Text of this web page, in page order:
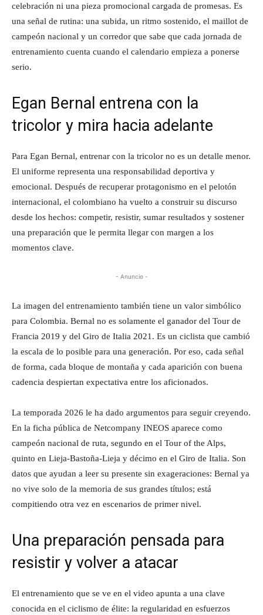
celebración ni una pieza promocional cargada de promesas. Es
una señal de rutina: una subida, un ritmo sostenido, el maillot de
campeón nacional y un corredor que sabe que cada jornada de
entrenamiento cuenta cuando el calendario empieza a ponerse
serio.
Egan Bernal entrena con la
tricolor y mira hacia adelante
Para Egan Bernal, entrenar con la tricolor no es un detalle menor.
El uniforme representa una responsabilidad deportiva y
emocional. Después de recuperar protagonismo en el pelotón
internacional, el colombiano ha vuelto a construir su discurso
desde los hechos: competir, resistir, sumar resultados y sostener
una preparación que le permita llegar con margen a los
momentos clave.
- Anuncio -
La imagen del entrenamiento también tiene un valor simbólico
para Colombia. Bernal no es solamente el ganador del Tour de
Francia 2019 y del Giro de Italia 2021. Es un ciclista que cambió
la escala de lo posible para una generación. Por eso, cada señal
de forma, cada bloque de montaña y cada aparición con buena
cadencia despiertan expectativa entre los aficionados.
La temporada 2026 le ha dado argumentos para seguir creyendo.
En la ficha pública de Netcompany INEOS aparece como
campeón nacional de ruta, segundo en el Tour of the Alps,
quinto en Lieja-Bastoña-Lieja y décimo en el Giro de Italia. Son
datos que ayudan a leer su presente sin exageraciones: Bernal ya
no vive solo de la memoria de sus grandes títulos; está
compitiendo otra vez en escenarios de primer nivel.
Una preparación pensada para
resistir y volver a atacar
El entrenamiento que se ve en el video apunta a una clave
conocida en el ciclismo de élite: la regularidad en esfuerzos